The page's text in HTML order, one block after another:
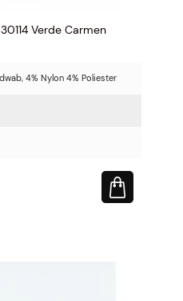
Verde Carmen
4% Nylon 4% Poliester